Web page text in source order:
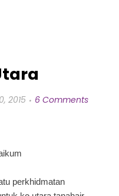
2015 6 Comments
perkhidmatan